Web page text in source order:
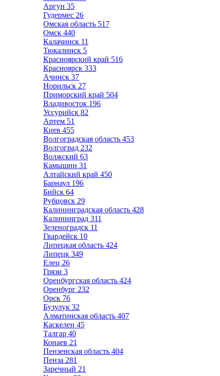
Аргун 35
Гудермес 26
Омская область 517
Омск 440
Калачинск 11
Тюкалинск 5
Красноярский край 516
Красноярск 333
Ачинск 37
Норильск 27
Приморский край 504
Владивосток 196
Уссурийск 82
Артем 51
Киев 455
Волгоградская область 453
Волгоград 232
Волжский 63
Камышин 31
Алтайский край 450
Барнаул 196
Бийск 64
Рубцовск 29
Калининградская область 428
Калининград 311
Зеленоградск 11
Гвардейск 10
Липецкая область 424
Липецк 349
Елец 26
Грязи 3
Оренбургская область 424
Оренбург 232
Орск 76
Бузулук 32
Алматинская область 407
Каскелен 45
Талгар 40
Конаев 21
Пензенская область 404
Пенза 281
Заречный 21